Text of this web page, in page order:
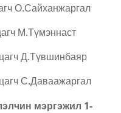
О.Сайханжаргал
М.Түмэннаст
Д.Түвшинбаяр
С.Даваажаргал
мэргэжил 1-